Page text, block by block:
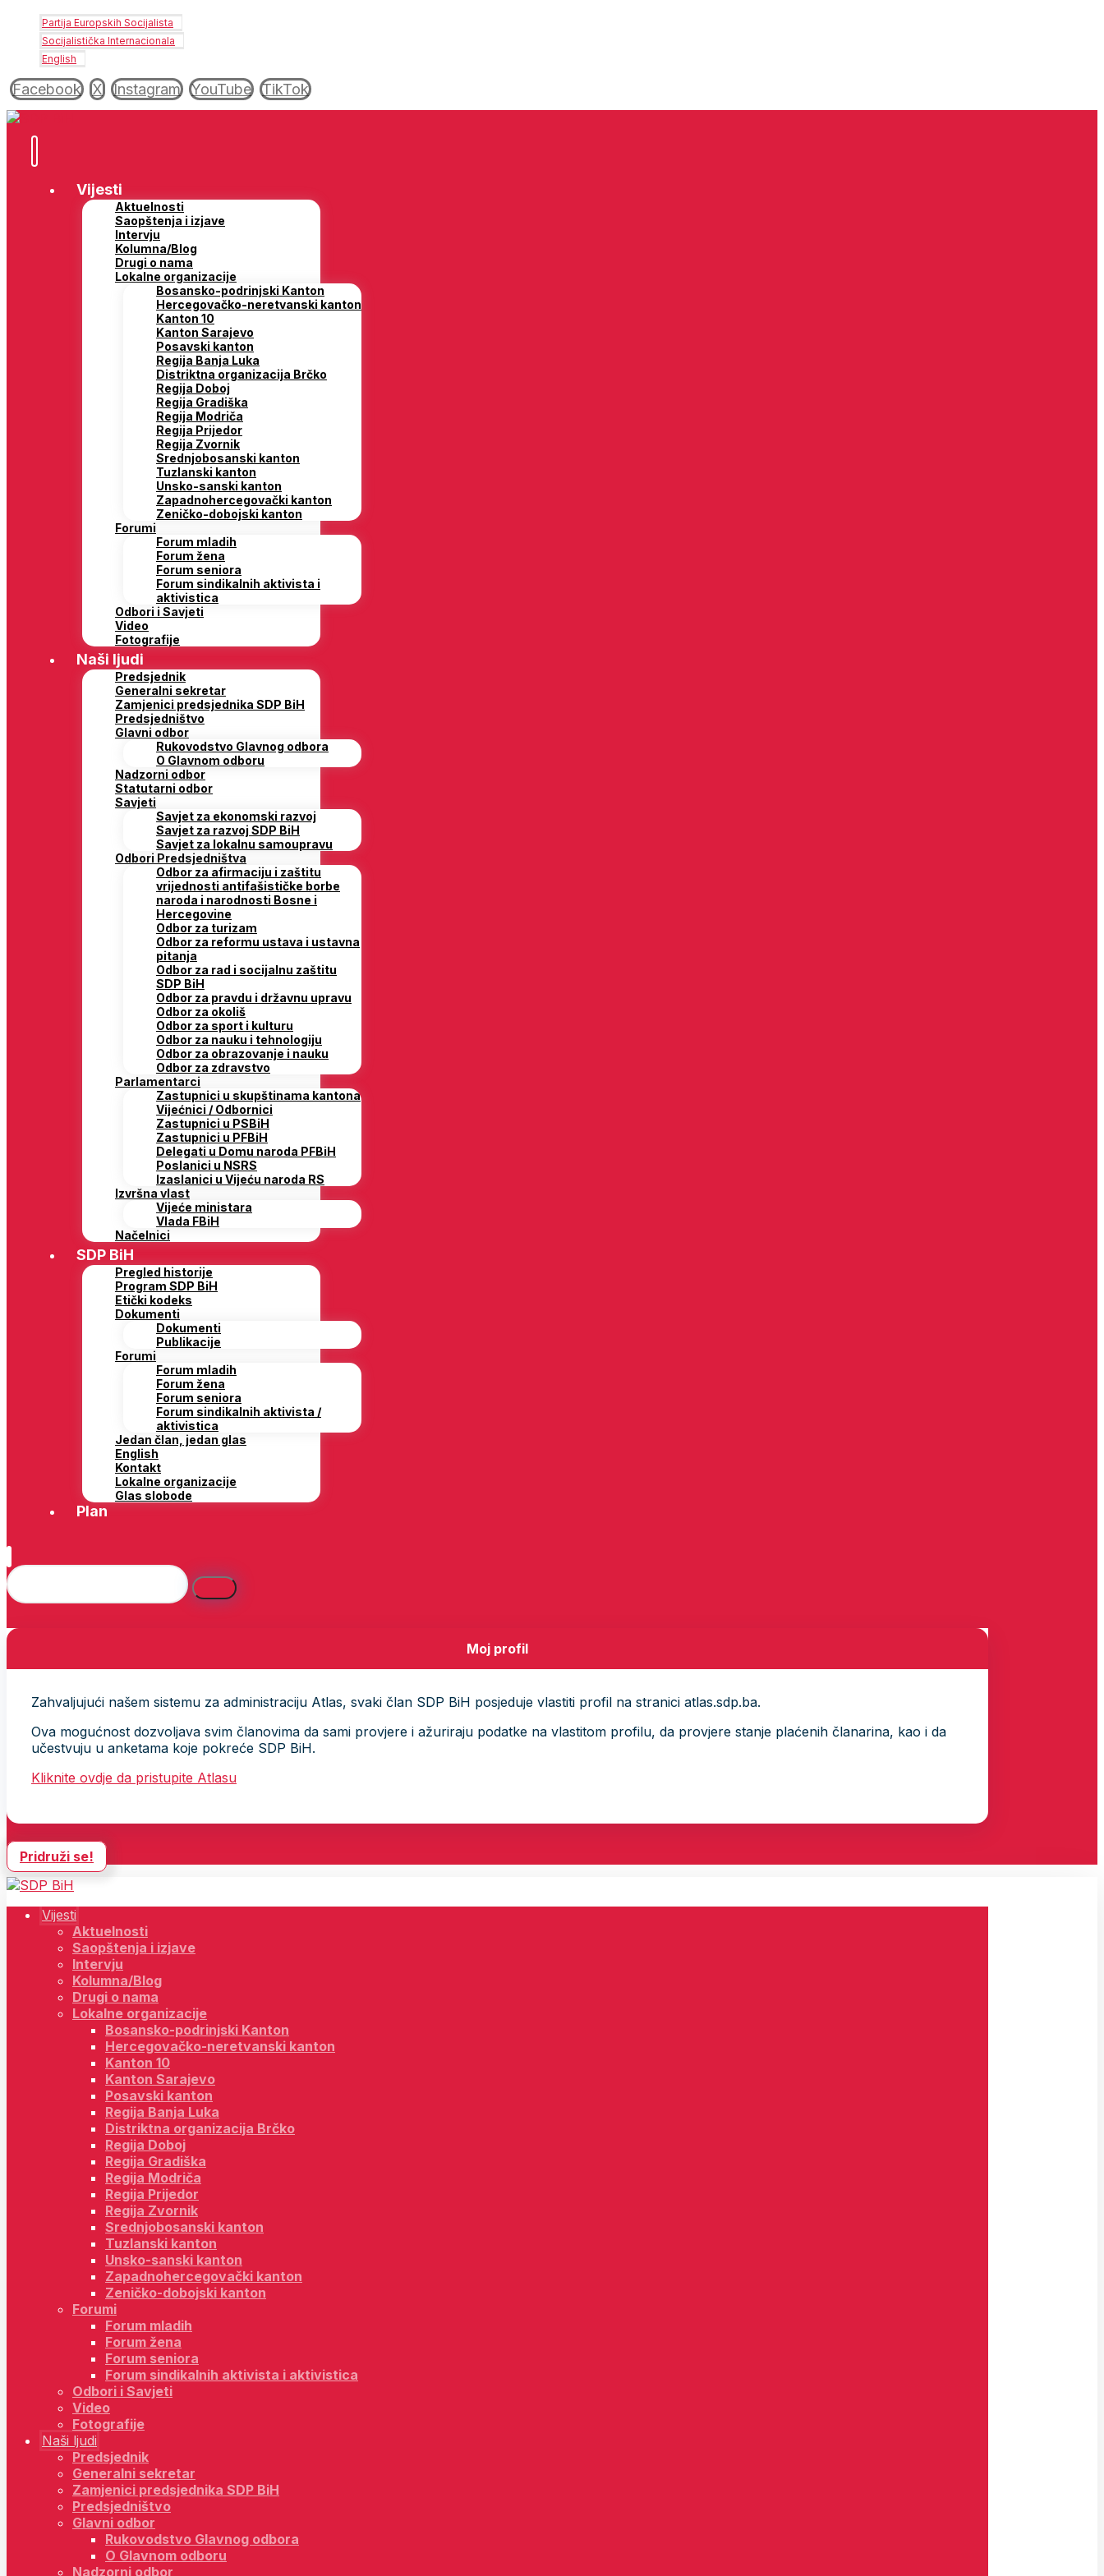
Partija Europskih Socijalista
Socijalistička Internacionala
English
Facebook X Instagram YouTube TikTok
Vijesti
Aktuelnosti
Saopštenja i izjave
Intervju
Kolumna/Blog
Drugi o nama
Lokalne organizacije
Bosansko-podrinjski Kanton
Hercegovačko-neretvanski kanton
Kanton 10
Kanton Sarajevo
Posavski kanton
Regija Banja Luka
Distriktna organizacija Brčko
Regija Doboj
Regija Gradiška
Regija Modriča
Regija Prijedor
Regija Zvornik
Srednjobosanski kanton
Tuzlanski kanton
Unsko-sanski kanton
Zapadnohercegovački kanton
Zeničko-dobojski kanton
Forumi
Forum mladih
Forum žena
Forum seniora
Forum sindikalnih aktivista i
aktivistica
Odbori i Savjeti
Video
Fotografije
Naši ljudi
Predsjednik
Generalni sekretar
Zamjenici predsjednika SDP BiH
Predsjedništvo
Glavni odbor
Rukovodstvo Glavnog odbora
O Glavnom odboru
Nadzorni odbor
Statutarni odbor
Savjeti
Savjet za ekonomski razvoj
Savjet za razvoj SDP BiH
Savjet za lokalnu samoupravu
Odbori Predsjedništva
Odbor za afirmaciju i zaštitu
vrijednosti antifašističke borbe
naroda i narodnosti Bosne i
Hercegovine
Odbor za turizam
Odbor za reformu ustava i ustavna
pitanja
Odbor za rad i socijalnu zaštitu
SDP BiH
Odbor za pravdu i državnu upravu
Odbor za okoliš
Odbor za sport i kulturu
Odbor za nauku i tehnologiju
Odbor za obrazovanje i nauku
Odbor za zdravstvo
Parlamentarci
Zastupnici u skupštinama kantona
Vijećnici / Odbornici
Zastupnici u PSBiH
Zastupnici u PFBiH
Delegati u Domu naroda PFBiH
Poslanici u NSRS
Izaslanici u Vijeću naroda RS
Izvršna vlast
Vijeće ministara
Vlada FBiH
Načelnici
SDP BiH
Pregled historije
Program SDP BiH
Etički kodeks
Dokumenti
Dokumenti
Publikacije
Forumi
Forum mladih
Forum žena
Forum seniora
Forum sindikalnih aktivista /
aktivistica
Jedan član, jedan glas
English
Kontakt
Lokalne organizacije
Glas slobode
Plan
Moj profil
Zahvaljujući našem sistemu za administraciju Atlas, svaki član SDP BiH posjeduje vlastiti profil na stranici atlas.sdp.ba.
Ova mogućnost dozvoljava svim članovima da sami provjere i ažuriraju podatke na vlastitom profilu, da provjere stanje plaćenih članarina, kao i da
učestvuju u anketama koje pokreće SDP BiH.
Kliknite ovdje da pristupite Atlasu
Pridruži se!
Vijesti
Aktuelnosti
Saopštenja i izjave
Intervju
Kolumna/Blog
Drugi o nama
Lokalne organizacije
Bosansko-podrinjski Kanton
Hercegovačko-neretvanski kanton
Kanton 10
Kanton Sarajevo
Posavski kanton
Regija Banja Luka
Distriktna organizacija Brčko
Regija Doboj
Regija Gradiška
Regija Modriča
Regija Prijedor
Regija Zvornik
Srednjobosanski kanton
Tuzlanski kanton
Unsko-sanski kanton
Zapadnohercegovački kanton
Zeničko-dobojski kanton
Forumi
Forum mladih
Forum žena
Forum seniora
Forum sindikalnih aktivista i aktivistica
Odbori i Savjeti
Video
Fotografije
Naši ljudi
Predsjednik
Generalni sekretar
Zamjenici predsjednika SDP BiH
Predsjedništvo
Glavni odbor
Rukovodstvo Glavnog odbora
O Glavnom odboru
Nadzorni odbor